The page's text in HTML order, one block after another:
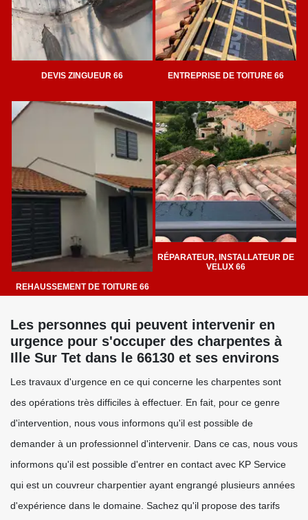
DEVIS ZINGUEUR 66 ENTREPRISE DE TOITURE 66
REHAUSSEMENT DE TOITURE 66
RÉPARATEUR, INSTALLATEUR DE
VELUX 66
Les personnes qui peuvent intervenir en
urgence pour s'occuper des charpentes à
Ille Sur Tet dans le 66130 et ses environs
Les travaux d'urgence en ce qui concerne les charpentes sont
des opérations très difficiles à effectuer. En fait, pour ce genre
d'intervention, nous vous informons qu'il est possible de
demander à un professionnel d'intervenir. Dans ce cas, nous vous
informons qu'il est possible d'entrer en contact avec KP Service
qui est un couvreur charpentier ayant engrangé plusieurs années
d'expérience dans le domaine. Sachez qu'il propose des tarifs